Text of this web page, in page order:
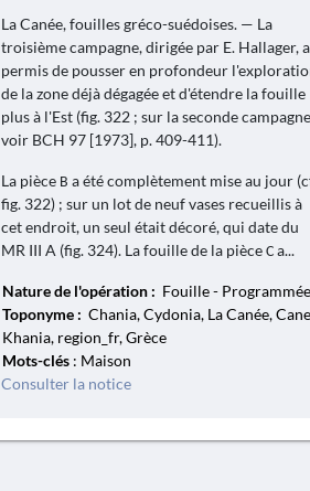
La Canée, fouilles gréco-suédoises. — La
troisième campagne, dirigée par E. Hallager, a
permis de pousser en profondeur
de la zone déjà dégagée et d'étendre la fouille
plus à l'Est (fig. 322 ; sur la seconde
voir BCH 97 [1973], p. 409-411).
La pièce В a été complètement mise au jour
fig. 322) ; sur un lot de neuf vases recueillis à
cet endroit, un seul était décoré, qui date du
MR III A (fig. 324). La fouille de la pièce С a...
Nature de l'opération : Fouille - Programmée
Toponyme : Chania, Cydonia, La Canée,
Khania, region_fr, Grèce
Mots-clés: Maison
Consulter la notice